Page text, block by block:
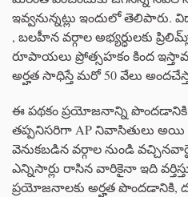
ఇవ్వనున్నట్లు ఇందులో తెలిపారు.
, బలహీన వర్గాల అభ్యర్ధులకు
రూపాయలు ప్రోత్సహకం కింద
అర్హత సాధిస్తే మరో 50 వేలు
ఈ పథకం ప్రయోజనాన్ని పొందడానికి,
తప్పనిసరిగా AP నివాసితులు
వెనుకబడిన వర్గాల నుండి
ఎన్నిసార్లు రాసిన వారికైనా ఇది
ప్రయోజనాలకు అర్హత పొందడానికి,